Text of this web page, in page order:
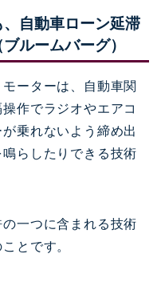
自動車ローン延滞
ルームバーグ）
ーターは、自動車関
作でラジオやエアコ
乗れないよう締め出
らしたりできる技術
一つに含まれる技術
とです。